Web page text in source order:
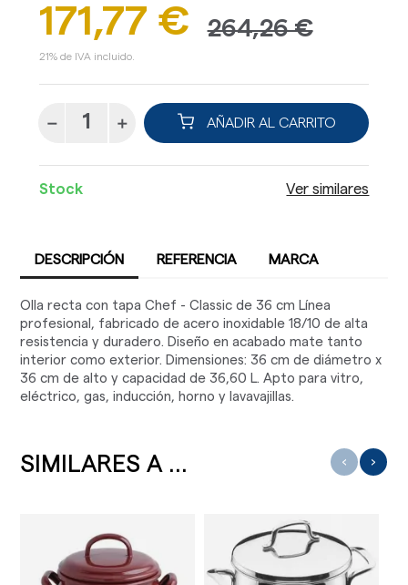
171,77 € 264,26 €
21% de IVA incluido.
AÑADIR AL CARRITO
Stock Ver similares
DESCRIPCIÓN REFERENCIA MARCA
Olla recta con tapa Chef - Classic de 36 cm Línea
profesional, fabricado de acero inoxidable 18/10 de alta
resistencia y duradero. Diseño en acabado mate tanto
interior como exterior. Dimensiones: 36 cm de diámetro x
36 cm de alto y capacidad de 36,60 L. Apto para vitro,
eléctrico, gas, inducción, horno y lavavajillas.
SIMILARES A ... ‹ ›